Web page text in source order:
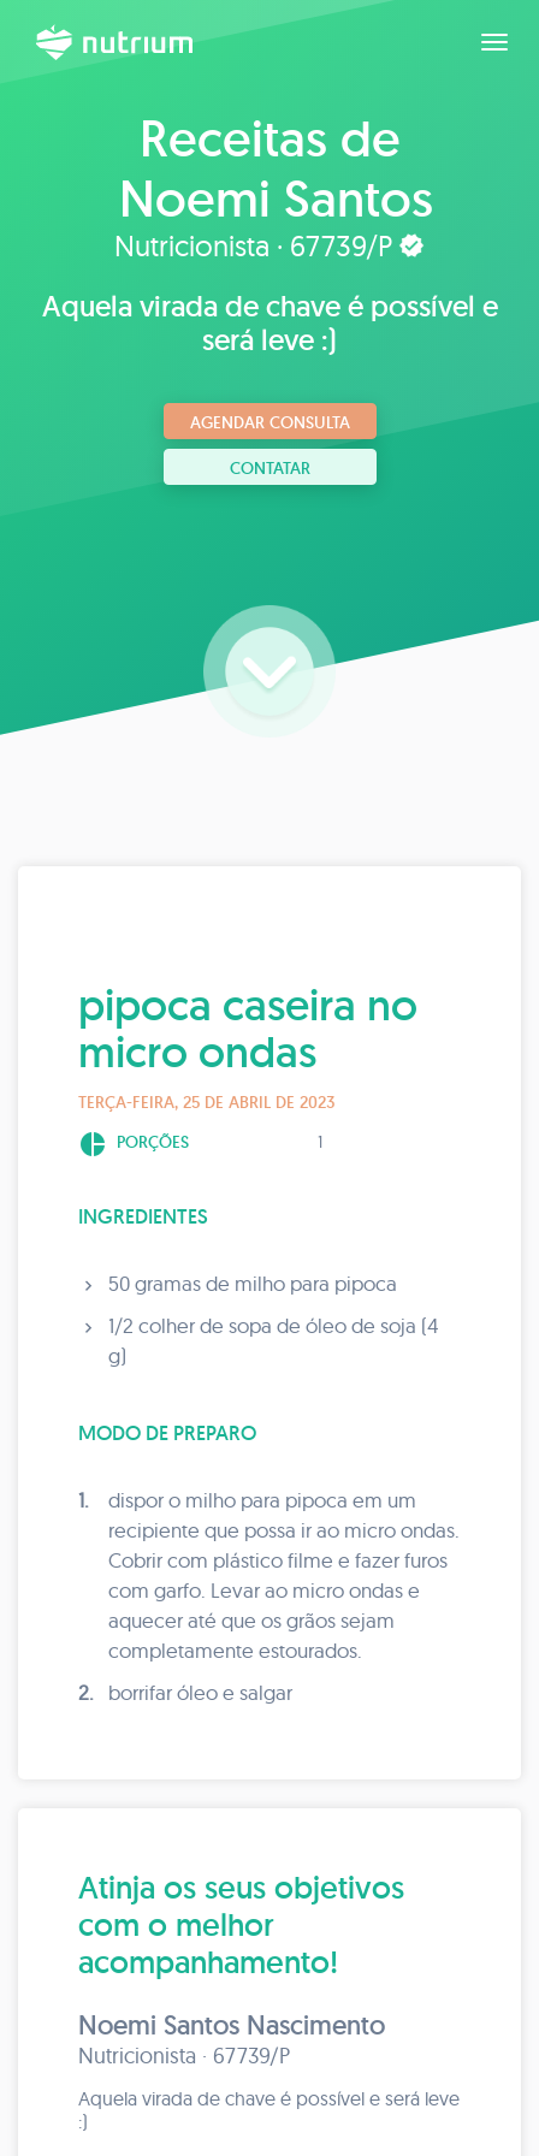
Receitas de
Noemi Santos
Nascimento
Nutricionista · 67739/P
Aquela virada de chave é possível e
será leve :)
AGENDAR CONSULTA
CONTATAR
pipoca caseira no
micro ondas
TERÇA-FEIRA, 25 DE ABRIL DE 2023
pie_chart PORÇÕES 1
INGREDIENTES
50 gramas de milho para pipoca
1/2 colher de sopa de óleo de soja (4
g)
MODO DE PREPARO
1.
dispor o milho para pipoca em um
recipiente que possa ir ao micro ondas.
Cobrir com plástico filme e fazer furos
com garfo. Levar ao micro ondas e
aquecer até que os grãos sejam
completamente estourados.
2.
borrifar óleo e salgar
Atinja os seus objetivos
com o melhor
acompanhamento!
Noemi Santos Nascimento
Nutricionista · 67739/P
Aquela virada de chave é possível e será leve
:)